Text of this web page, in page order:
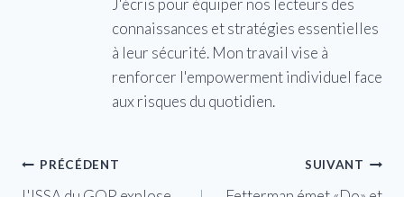
connaissances et stratégies essentielles
à leur sécurité. Mon travail vise à
renforcer l'empowerment individuel face
aux risques du quotidien.
Navigation
PRÉCÉDENT SUIVANT